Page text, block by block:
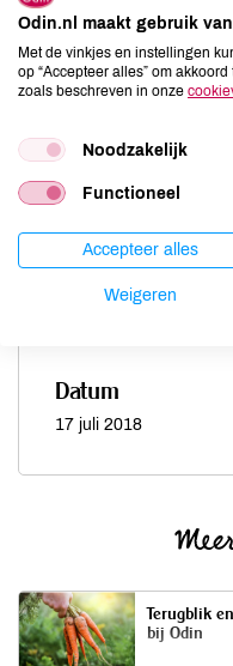
niet te schoffelen en
gewassen niet. Dit zorgt
“Toen we begonnen was
beschermen tegen wind.
inzitten er voor zorgen dat
Foto: Wiel van den Bool op
Datum
17 juli 2018
Terugblik
bij Odin
Odin.nl maakt gebruik
Met de vinkjes en instellingen
op “Accepteer alles” om
zoals beschreven in onze
Noodzakelijk
Functioneel
Accepteer alles
Weigeren